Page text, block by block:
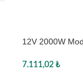
12V 2000W
7.111,02 ₺